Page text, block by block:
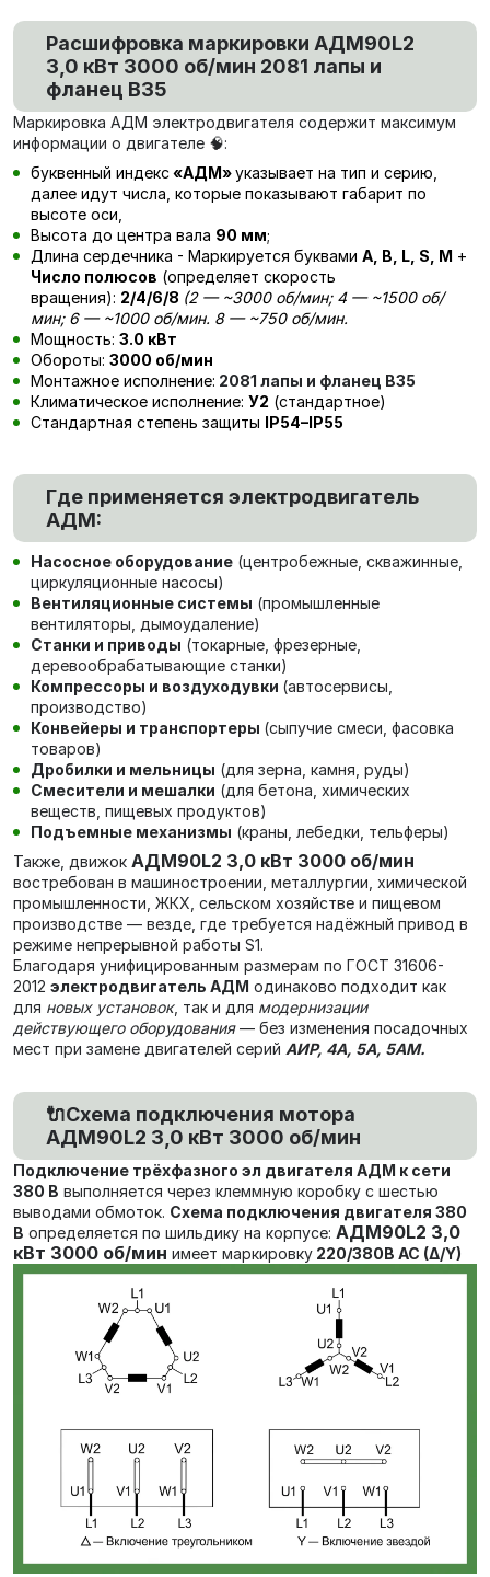
Расшифровка маркировки АДМ90L2
3,0 кВт 3000 об/мин 2081 лапы и
фланец В35
Маркировка АДМ электродвигателя содержит максимум
информации о двигателе 🧠:
буквенный индекс «АДМ»указывает на тип и серию,
далее идут числа, которые показывают габарит по
высоте оси,
Высота до центра вала 90 мм;
Длина сердечника - Маркируется буквами А, В, L, S, М +
Число полюсов (определяет скорость
вращения): 2/4/6/8 (2— ~3000 об/мин; 4 — ~1500 об/
мин; 6 — ~1000 об/мин. 8 — ~750 об/мин.
Мощность: 3.0 кВт
Обороты: 3000 об/мин
Монтажное исполнение: 2081 лапы и фланец В35
Климатическое исполнение: У2 (стандартное)
Стандартная степень защиты IP54–IP55
Где применяется электродвигатель
АДМ:
Насосное оборудование (центробежные, скважинные,
циркуляционные насосы)
Вентиляционные системы (промышленные
вентиляторы, дымоудаление)
Станки и приводы (токарные, фрезерные,
деревообрабатывающие станки)
Компрессоры и воздуходувки (автосервисы,
производство)
Конвейеры и транспортеры (сыпучие смеси, фасовка
товаров)
Дробилки и мельницы (для зерна, камня, руды)
Смесители и мешалки (для бетона, химических
веществ, пищевых продуктов)
Подъемные механизмы (краны, лебедки, тельферы)
Также, движок АДМ90L2 3,0 кВт 3000 об/мин
востребован в машиностроении, металлургии, химической
промышленности, ЖКХ, сельском хозяйстве и пищевом
производстве — везде, где требуется надёжный привод в
режиме непрерывной работы S1.
Благодаря унифицированным размерам по ГОСТ 31606-
2012 электродвигатель АДМ одинаково подходит как
для новых установок, так и для модернизации
действующего оборудования— без изменения посадочных
мест при замене двигателей серий АИР, 4А, 5А, 5АМ.
🔌Схема подключения мотора
АДМ90L2 3,0 кВт 3000 об/мин
Подключение трёхфазного эл двигателя АДМ к сети
380 В выполняется через клеммную коробку с шестью
выводами обмоток. Схема подключения двигателя 380
В определяется по шильдику на корпусе: АДМ90L2 3,0
кВт 3000 об/мин имеет маркировку 220/380В AC (Δ/Y)